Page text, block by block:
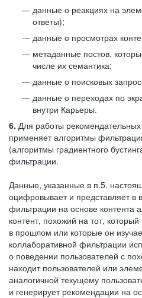
данные о реакциях на
ответы);
данные о просмотрах
метаданные постов,
числе их семантика;
данные о поисковых
данные о переходах по
внутри Карьеры.
6. Для работы
применяет алгоритмы
(алгоритмы градиентного
фильтрации.
Данные, указанные в п.5.
оцифровывает и представляет в
фильтрации на основе контента
контент, похожий на тот,
в прошлом или которые он
коллаборативной фильтрации
о поведении пользователей с
находит пользователей или
аналогичной текущему
и генерирует рекомендации на